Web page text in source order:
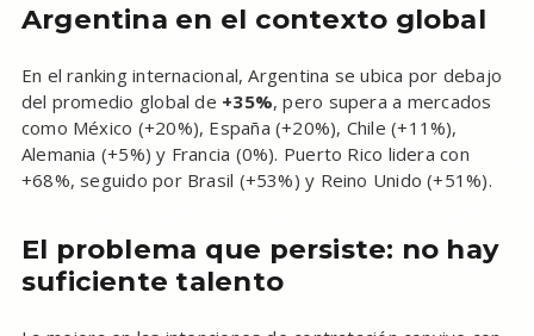
Argentina en el contexto global
En el ranking internacional, Argentina se ubica por debajo
del promedio global de +35%, pero supera a mercados
como México (+20%), España (+20%), Chile (+11%),
Alemania (+5%) y Francia (0%). Puerto Rico lidera con
+68%, seguido por Brasil (+53%) y Reino Unido (+51%).
El problema que persiste: no hay
suficiente talento